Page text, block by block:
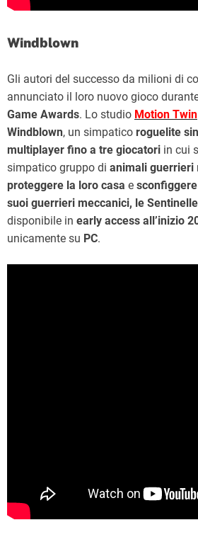
Windblown
Gli autori del successo da milioni di
annunciato il loro nuovo gioco
Game Awards. Lo studio Motion Twin
Windblown, un simpatico roguelite
multiplayer fino a tre giocatori in cui
simpatico gruppo di animali guerrieri
proteggere la loro casa e
suoi guerrieri meccanici, le Sentinelle
disponibile in early access all’inizio
unicamente su PC.